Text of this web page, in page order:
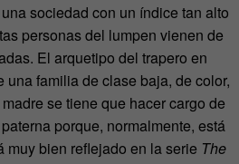
sociedad con un índice tan alto
personas del lumpen vienen de
El arquetipo del trapero en
una familia de clase baja, de color,
se tiene que hacer cargo de
porque, normalmente, está
muy bien reflejado en la serie The